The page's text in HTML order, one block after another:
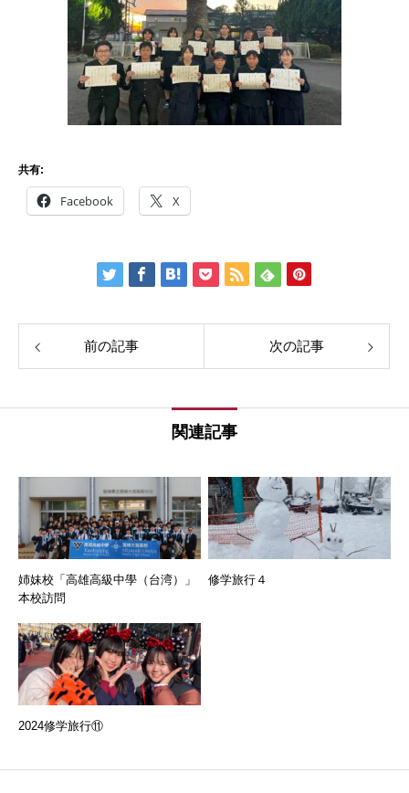
共有:
Facebook X
前の記事 次の記事
関連記事
姉妹校「高雄高級中學（台湾）」
本校訪問
修学旅行４
2024修学旅行⑪